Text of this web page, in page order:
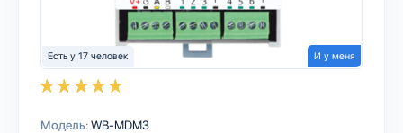
Есть у 17 человек И у меня
Модель:WB-MDM3